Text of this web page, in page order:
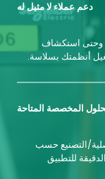
دعم عملاء لا مثيل له
وحتى استكشاف
أنظمتك بسلاسة.
المخصصة المتاحة
التصنيع حسب
للتطبيق